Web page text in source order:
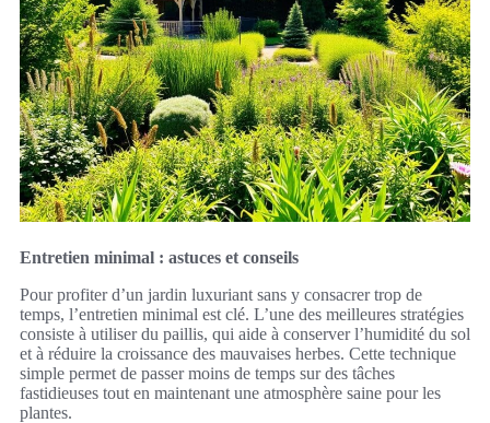
Entretien minimal : astuces et conseils
Pour profiter d’un jardin luxuriant sans y consacrer trop de
temps, l’entretien minimal est clé. L’une des meilleures stratégies
consiste à utiliser du paillis, qui aide à conserver l’humidité du sol
et à réduire la croissance des mauvaises herbes. Cette technique
simple permet de passer moins de temps sur des tâches
fastidieuses tout en maintenant une atmosphère saine pour les
plantes.